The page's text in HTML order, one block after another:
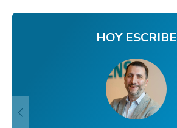
HOY ESCRIBE